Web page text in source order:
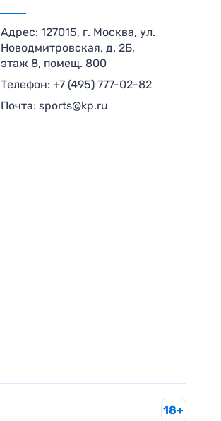
Адрес: 127015, г. Москва, ул.
Новодмитровская, д. 2Б,
этаж 8, помещ. 800
Телефон: +7 (495) 777-02-82
Почта: sports@kp.ru
18+